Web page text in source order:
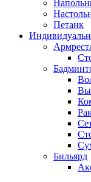
Петанк
Бильярд